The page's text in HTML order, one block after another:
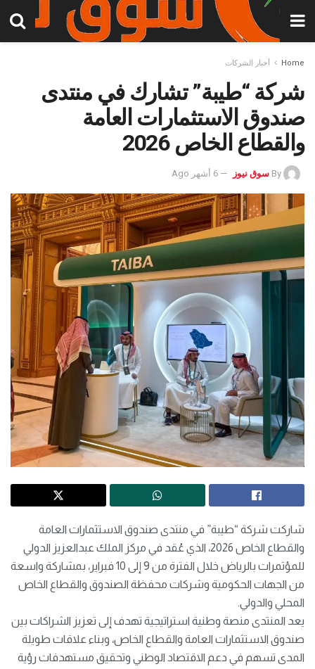
Home أخبار الشركات
شركة “طيبة” تشارك في منتدى
صندوق الاستثمارات العامة
والقطاع الخاص 2026
By سوق نيوز 6 أشهر Ago
شاركت شركة “طيبة” في منتدى صندوق الاستثمارات العامة
والقطاع الخاص 2026، الذي عُقد في مركز الملك عبدالعزيز الدولي
للمؤتمرات بالرياض خلال الفترة من 9 إلى 10 فبراير، بمشاركة واسعة
من الجهات الحكومية وشركات محفظة الصندوق والقطاع الخاص
المحلي والدولي.
يعد المنتدى منصة وطنية استراتيجية تهدف إلى تعزيز الشراكات بين
صندوق الاستثمارات العامة والقطاع الخاص، وبناء علاقات طويلة
المدى تسهم في دعم الاقتصاد الوطني وتحقيق مستهدفات رؤية